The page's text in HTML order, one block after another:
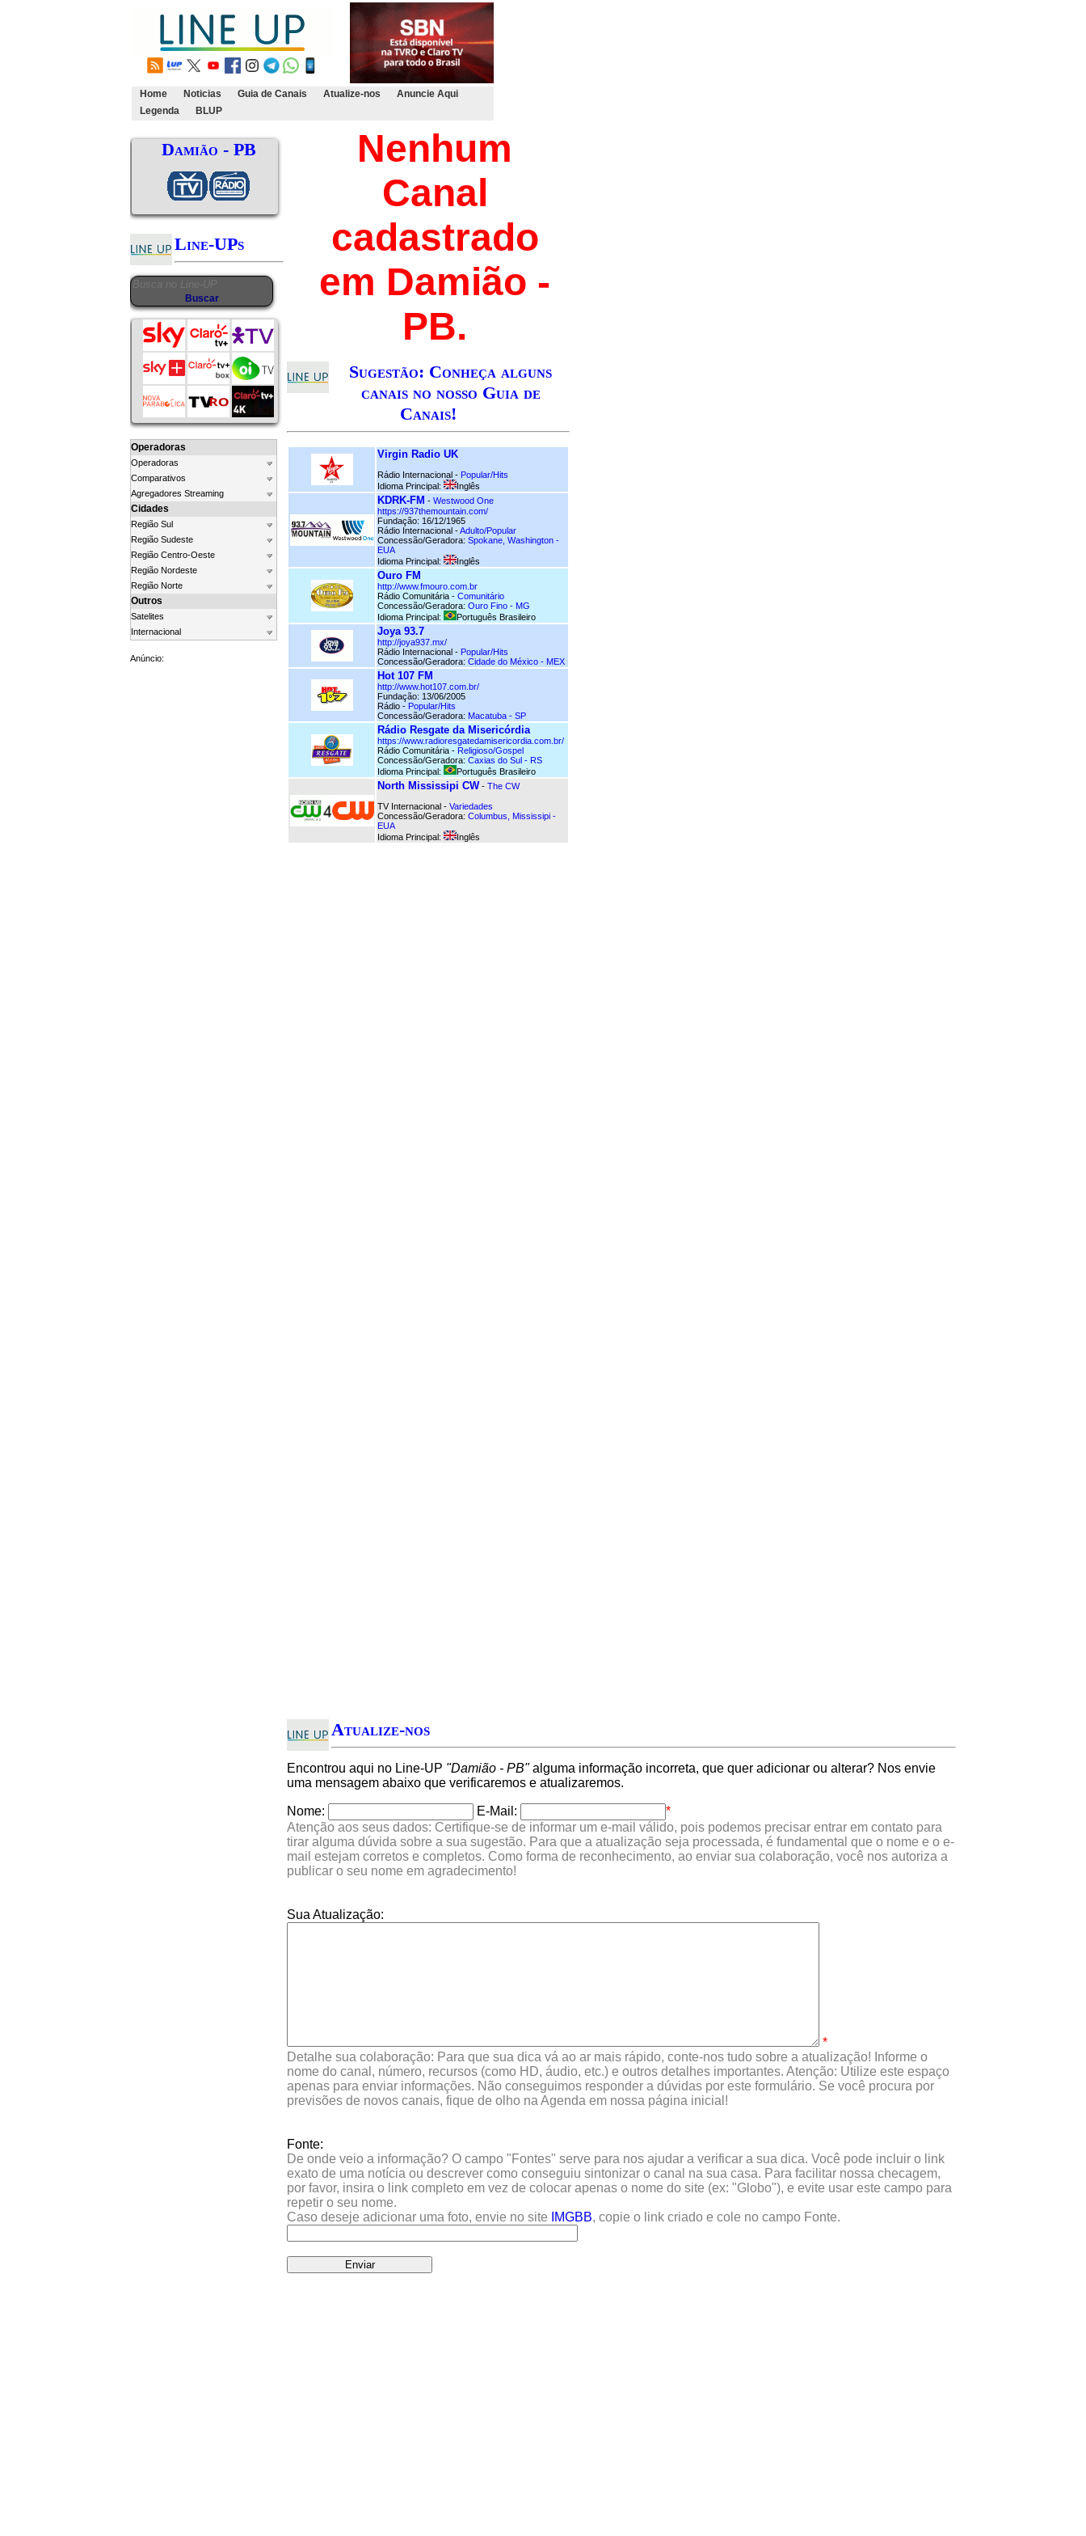
Home Noticias Guia de Canais Atualize-nos
Anuncie Aqui
Legenda
BLUP
Damião - PB
Line-UPs
Operadoras
Operadoras
Comparativos
Agregadores Streaming
Cidades
Região Sul
Região Sudeste
Região Centro-Oeste
Região Nordeste
Região Norte
Outros
Satelites
Internacional
Anúncio:
Nenhum
Canal
cadastrado
em Damião -
PB.
Sugestão: Conheça alguns
canais no nosso Guia de
Canais!
Virgin Radio UK
Rádio Internacional - Popular/Hits
Idioma Principal:
Inglês
KDRK-FM - Westwood One
https://937themountain.com/
Fundação: 16/12/1965
Rádio Internacional -Adulto/Popular
Concessão/Geradora: Spokane, Washington -
EUA
Idioma Principal:
Inglês
Ouro FM
http://www.fmouro.com.br
Rádio Comunitária - Comunitário
Concessão/Geradora: Ouro Fino - MG
Idioma Principal:
Português Brasileiro
Joya 93.7
http://joya937.mx/
Rádio Internacional - Popular/Hits
Concessão/Geradora: Cidade do México - MEX
Hot 107 FM
http://www.hot107.com.br/
Fundação: 13/06/2005
Rádio - Popular/Hits
Concessão/Geradora: Macatuba - SP
Rádio Resgate da Misericórdia
https://www.radioresgatedamisericordia.com.br/
Rádio Comunitária - Religioso/Gospel
Concessão/Geradora: Caxias do Sul - RS
Idioma Principal:
Português Brasileiro
North Mississipi CW - The CW
TV Internacional - Variedades
Concessão/Geradora: Columbus, Mississipi -
EUA
Idioma Principal:
Inglês
Atualize-nos
Encontrou aqui no Line-UP "Damião - PB"alguma informação incorreta, que quer adicionar ou alterar? Nos envie
uma mensagem abaixo que verificaremos e atualizaremos.
Nome: E-Mail:
*
Atenção aos seus dados: Certifique-se de informar um e-mail válido, pois podemos precisar entrar em contato para
tirar alguma dúvida sobre a sua sugestão. Para que a atualização seja processada, é fundamental que o nome e o e-
mail estejam corretos e completos. Como forma de reconhecimento, ao enviar sua colaboração, você nos autoriza a
publicar o seu nome em agradecimento!
Sua Atualização:
*
Detalhe sua colaboração: Para que sua dica vá ao ar mais rápido, conte-nos tudo sobre a atualização! Informe o
nome do canal, número, recursos (como HD, áudio, etc.) e outros detalhes importantes. Atenção: Utilize este espaço
apenas para enviar informações. Não conseguimos responder a dúvidas por este formulário. Se você procura por
previsões de novos canais, fique de olho na Agenda em nossa página inicial!
Fonte:
De onde veio a informação? O campo "Fontes" serve para nos ajudar a verificar a sua dica. Você pode incluir o link
exato de uma notícia ou descrever como conseguiu sintonizar o canal na sua casa. Para facilitar nossa checagem,
por favor, insira o link completo em vez de colocar apenas o nome do site (ex: "Globo"), e evite usar este campo para
repetir o seu nome.
Caso deseje adicionar uma foto, envie no site
IMGBB, copie o link criado e cole no campo Fonte.